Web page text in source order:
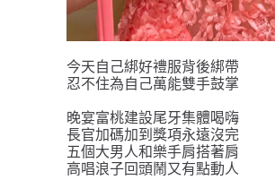
今天自己綁好禮服背後綁帶
忍不住為自己萬能雙手鼓掌
晚宴富桃建設尾牙集體喝嗨
長官加碼加到獎項永遠沒完
五個大男人和樂手肩搭著肩
高唱浪子回頭鬧又有點動人